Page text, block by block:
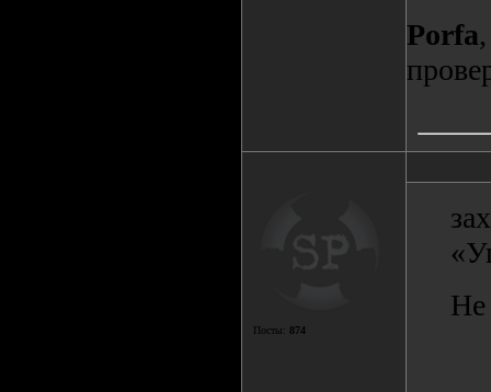
Porfa
Посты: 874
Не